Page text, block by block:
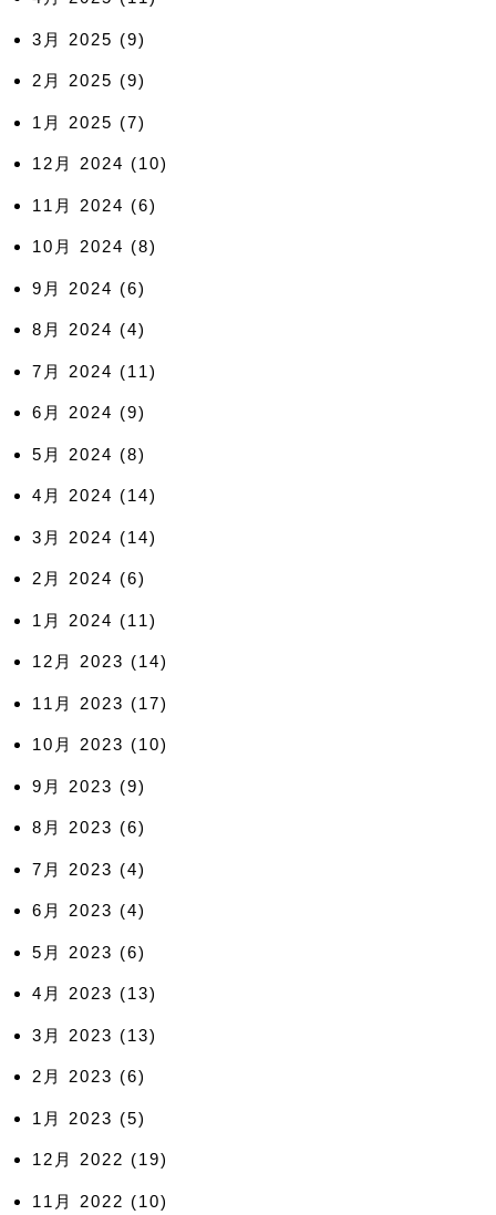
3月 2025 (9)
2月 2025 (9)
1月 2025 (7)
12月 2024 (10)
11月 2024 (6)
10月 2024 (8)
9月 2024 (6)
8月 2024 (4)
7月 2024 (11)
6月 2024 (9)
5月 2024 (8)
4月 2024 (14)
3月 2024 (14)
2月 2024 (6)
1月 2024 (11)
12月 2023 (14)
11月 2023 (17)
10月 2023 (10)
9月 2023 (9)
8月 2023 (6)
7月 2023 (4)
6月 2023 (4)
5月 2023 (6)
4月 2023 (13)
3月 2023 (13)
2月 2023 (6)
1月 2023 (5)
12月 2022 (19)
11月 2022 (10)